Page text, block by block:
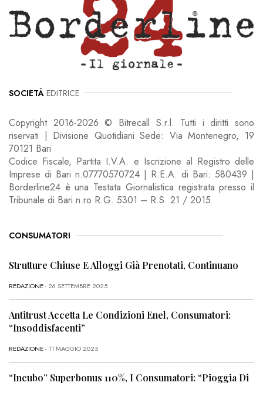
SOCIETÀ EDITRICE
Copyright 2016-2026 © Bitrecall S.r.l. Tutti i diritti sono
riservati | Divisione Quotidiani Sede: Via Montenegro, 19
70121 Bari
Codice Fiscale, Partita I.V.A. e Iscrizione al Registro delle
Imprese di Bari n.07770570724 | R.E.A. di Bari: 580439 |
Borderline24 è una Testata Giornalistica registrata presso il
Tribunale di Bari n.ro R.G. 5301 – R.S. 21 / 2015
CONSUMATORI
Strutture Chiuse E Alloggi Già Prenotati, Continuano
REDAZIONE- 26 SETTEMBRE 2025
Antitrust Accetta Le Condizioni Enel, Consumatori:
“Insoddisfacenti”
REDAZIONE- 11 MAGGIO 2025
“Incubo” Superbonus 110%, I Consumatori: “Pioggia Di